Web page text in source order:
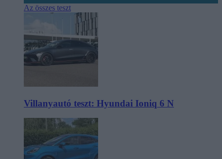
Az összes teszt
Villanyautó teszt: Hyundai Ioniq 6 N